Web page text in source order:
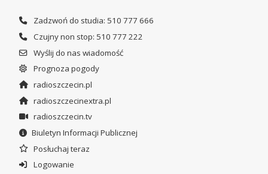
Zadzwoń do studia: 510 777 666
Czujny non stop: 510 777 222
Wyślij do nas wiadomość
Prognoza pogody
radioszczecin.pl
radioszczecinextra.pl
radioszczecin.tv
Biuletyn Informacji Publicznej
Posłuchaj teraz
Logowanie